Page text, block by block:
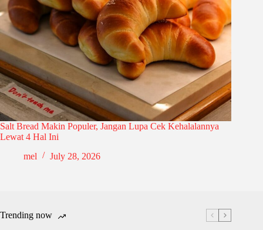
Salt Bread Makin Populer, Jangan Lupa Cek Kehalalannya
Lewat 4 Hal Ini
mel
July 28, 2026
Trending now